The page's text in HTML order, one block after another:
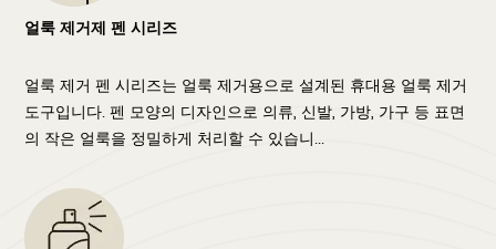
얼룩 제거제 펜 시리즈
얼룩 제거 펜 시리즈는 얼룩 제거용으로 설계된 휴대용 얼룩 제거
도구입니다. 펜 모양의 디자인으로 의류, 신발, 가방, 가구 등 표면
의 작은 얼룩을 정밀하게 처리할 수 있습니...